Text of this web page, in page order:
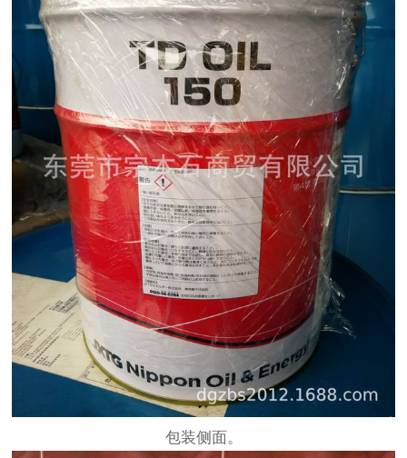
包装侧面。